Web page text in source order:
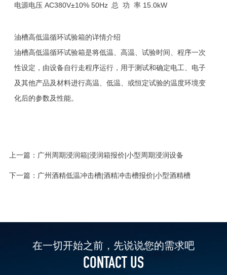
电源电压 AC380V±10% 50Hz 总 功 率 15.0kW
油槽高低温循环试验箱的详情介绍
油槽高低温循环试验箱是将低温、高温、试验时间、程序一次
性设定，由设备自行走程序运行，用于测试和确定电工、电子
及其他产品及材料进行高温、低温、或恒定试验的温度环境变
化后的参数及性能。
上一篇： 广州周期浸润箱|浸润箱报价|小型周期浸润设备
下一篇： 广州酒精低温冲击槽|酒精冲击槽报价|小型酒精槽
在一切开始之前，先说说您的需求吧
CONTACT US